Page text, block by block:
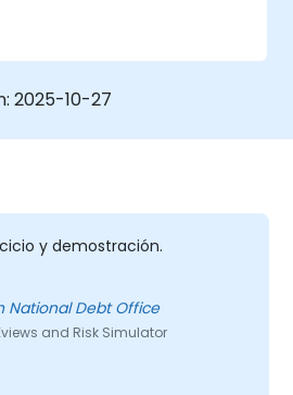
2025-10-27
y demostración.
National Debt Office
and Risk Simulator